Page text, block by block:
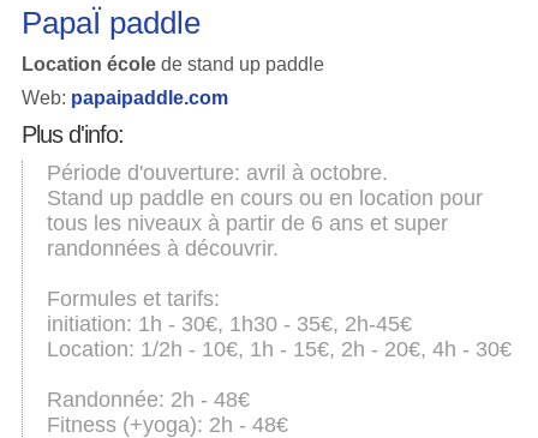
PapaÏ paddle
Location école de stand up paddle
Web: papaipaddle.com
Plus d'info:
Période d'ouverture: avril à octobre.
Stand up paddle en cours ou en location pour
tous les niveaux à partir de 6 ans et super
randonnées à découvrir.
Formules et tarifs:
initiation: 1h - 30€, 1h30 - 35€, 2h-45€
Location: 1/2h - 10€, 1h - 15€, 2h - 20€, 4h - 30€
Randonnée: 2h - 48€
Fitness (+yoga): 2h - 48€